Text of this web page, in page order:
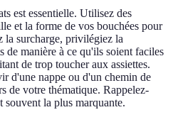
est essentielle. Utilisez des
et la forme de vos bouchées pour
la surcharge, privilégiez la
de manière à ce qu'ils soient faciles
de trop toucher aux assiettes.
d'une nappe ou d'un chemin de
de votre thématique. Rappelez-
souvent la plus marquante.